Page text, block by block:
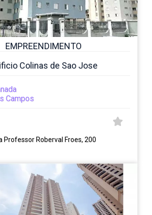
EMPREENDIMENTO
Colinas de Sao Jose
Campos
Professor Roberval Froes, 200